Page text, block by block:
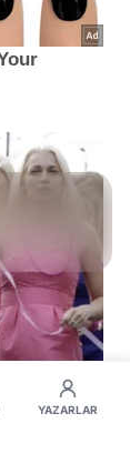
YAZARLAR